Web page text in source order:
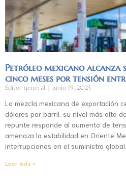
Petróleo mexicano alcanza
cinco meses por tensión
Editor general junio 19, 2025
La mezcla mexicana de exportación
dólares por barril, su nivel más alto
repunte responde al aumento de
amenaza la estabilidad en Oriente
interrupciones en el suministro global.
Leer más »